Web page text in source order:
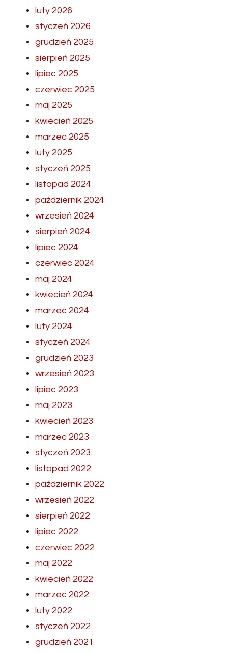
luty 2026
styczeń 2026
grudzień 2025
sierpień 2025
lipiec 2025
czerwiec 2025
maj 2025
kwiecień 2025
marzec 2025
luty 2025
styczeń 2025
listopad 2024
październik 2024
wrzesień 2024
sierpień 2024
lipiec 2024
czerwiec 2024
maj 2024
kwiecień 2024
marzec 2024
luty 2024
styczeń 2024
grudzień 2023
wrzesień 2023
lipiec 2023
maj 2023
kwiecień 2023
marzec 2023
styczeń 2023
listopad 2022
październik 2022
wrzesień 2022
sierpień 2022
lipiec 2022
czerwiec 2022
maj 2022
kwiecień 2022
marzec 2022
luty 2022
styczeń 2022
grudzień 2021